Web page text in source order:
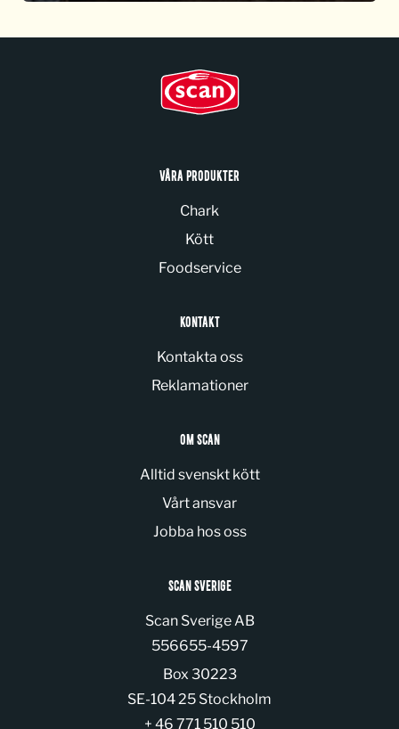
VÅRA PRODUKTER
Chark
Kött
Foodservice
KONTAKT
Kontakta oss
Reklamationer
OM SCAN
Alltid svenskt kött
Vårt ansvar
Jobba hos oss
SCAN SVERIGE
Scan Sverige AB
Organization number:
556655-4597
Box 30223
SE-104 25 Stockholm
+ 46 771 510 510